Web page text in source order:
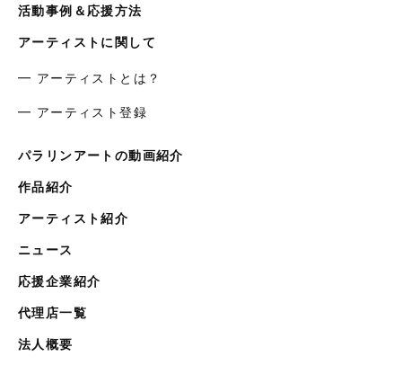
活動事例＆応援方法
アーティストに関して
━ アーティストとは？
━ アーティスト登録
パラリンアートの動画紹介
作品紹介
アーティスト紹介
ニュース
応援企業紹介
代理店一覧
法人概要